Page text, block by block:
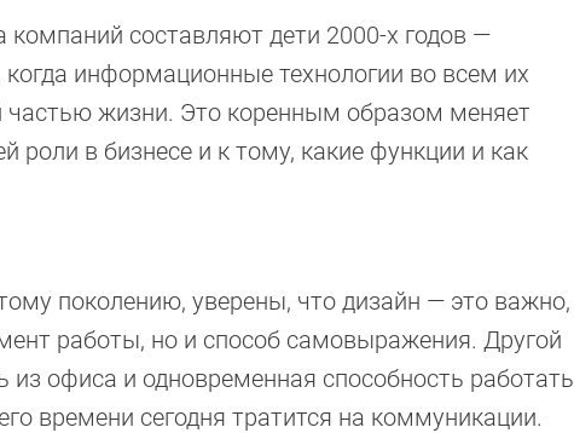
составляют дети 2000-х годов —
информационные технологии во всем их
жизни. Это коренным образом меняет
роли в бизнесе и к тому, какие функции и как
поколению, уверены, что дизайн — это важно,
работы, но и способ самовыражения. Другой
офиса и одновременная способность работать
времени сегодня тратится на коммуникации.